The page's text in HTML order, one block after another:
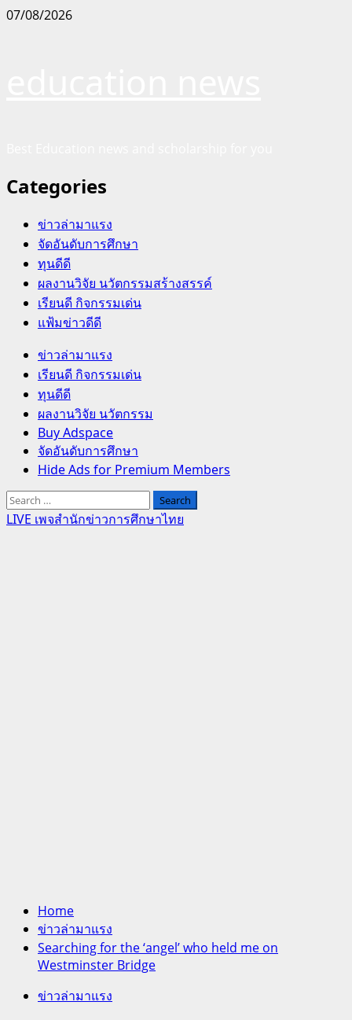
Skip
07/08/2026
Categories
ข่าวล่ามาแรง
จัดอันดับการศึกษา
ทุนดีดี
ผลงานวิจัย นวัตกรรมสร้างสรรค์
เรียนดี กิจกรรมเด่น
แฟ้มข่าวดีดี
Primary
Menu
ข่าวล่ามาแรง
เรียนดี กิจกรรมเด่น
ทุนดีดี
ผลงานวิจัย นวัตกรรม
Buy Adspace
จัดอันดับการศึกษา
Hide Ads for Premium Members
Search
for:
LIVE เพจสำนักข่าวการศึกษาไทย
Home
ข่าวล่ามาแรง
Searching for the ‘angel’ who held me on
Westminster Bridge
ข่าวล่ามาแรง